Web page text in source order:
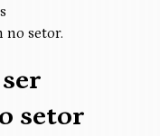
no setor.
setor